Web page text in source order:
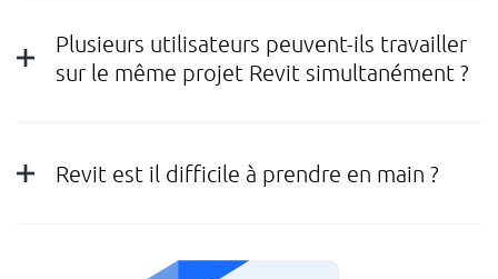
Plusieurs utilisateurs peuvent-ils travailler
sur le même projet Revit simultanément ?
Revit est il difficile à prendre en main ?